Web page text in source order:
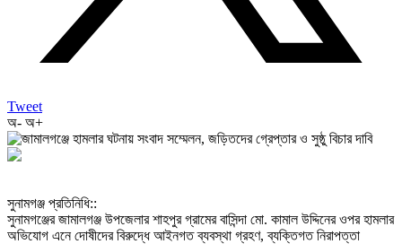
Tweet
অ- অ+
‎সুনামগঞ্জ প্রতিনিধি::
‎সুনামগঞ্জের জামালগঞ্জ উপজেলার শাহপুর গ্রামের বাসিন্দা মো. কামাল উদ্দিনের ওপর হামলার
অভিযোগ এনে দোষীদের বিরুদ্ধে আইনগত ব্যবস্থা গ্রহণ, ব্যক্তিগত নিরাপত্তা